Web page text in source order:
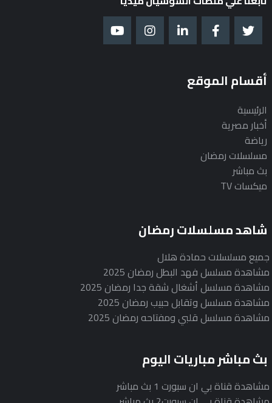
أقسام الموقع
الرئيسية
أخبار مصرية
رياضة
مسلسلات رمضان
بث مباشر
ميكسات TV
شاهد مسلسلات رمضان
جميع مسلسلات حمادة هلال
مشاهدة مسلسل فهد البطل رمضان 2025
مشاهدة مسلسل أشغال شقة جدا رمضان 2025
مشاهدة مسلسل وتقابل حبيب رمضان 2025
مشاهدة مسلسل قلبي ومفتاحه رمضان 2025
بث مباشر مباريات اليوم
مشاهدة قناة بي ان سبورت 1 بث مباشر